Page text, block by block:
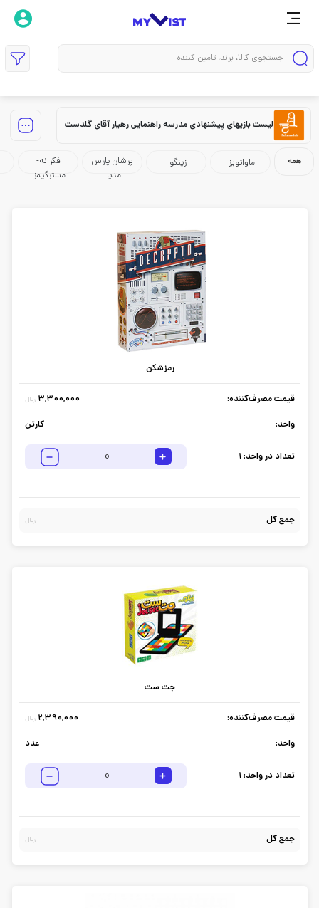
لیست بازیهای پیشنهادی مدرسه راهنمایی رهیار آقای گلدست
همه ماواتویز زینگو
پرشان پارس
مدیا
فکرانه-
مسترگیمز
رمزشکن
قیمت مصرف‌کننده: 3,300,000 ریال
واحد: کارتن
تعداد در واحد:1
جمع کل ریال
جت ست
قیمت مصرف‌کننده: 2,390,000 ریال
واحد: عدد
تعداد در واحد:1
جمع کل ریال